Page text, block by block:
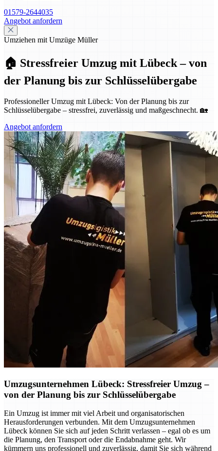
01579-2644035
Angebot anfordern
Umziehen mit Umzüge Müller
🏠 Stressfreier Umzug mit Lübeck – von
der Planung bis zur Schlüsselübergabe
Professioneller Umzug mit Lübeck: Von der Planung bis zur
Schlüsselübergabe – stressfrei, zuverlässig und maßgeschnecht. 🏡
Angebot anfordern
Umzugsunternehmen Lübeck: Stressfreier Umzug –
von der Planung bis zur Schlüsselübergabe
Ein Umzug ist immer mit viel Arbeit und organisatorischen
Herausforderungen verbunden. Mit dem Umzugsunternehmen
Lübeck können Sie sich auf jeden Schritt verlassen – egal ob es um
die Planung, den Transport oder die Endabnahme geht. Wir
kümmern uns professionell und zuverlässig, damit Sie sich während